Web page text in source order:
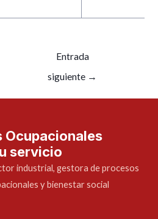
Entrada
siguiente →
Ocupacionales
servicio
industrial, gestora de procesos
y bienestar social